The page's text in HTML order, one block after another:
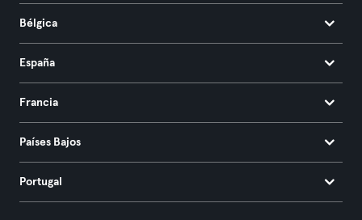
Bélgica
España
Francia
Países Bajos
Portugal